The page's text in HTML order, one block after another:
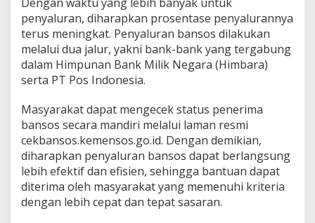
Dengan waktu yang lebih banyak untuk
penyaluran, diharapkan prosentase penyalurannya
terus meningkat. Penyaluran bansos dilakukan
melalui dua jalur, yakni bank-bank yang tergabung
dalam Himpunan Bank Milik Negara (Himbara)
serta PT Pos Indonesia.
Masyarakat dapat mengecek status penerima
bansos secara mandiri melalui laman resmi
cekbansos.kemensos.go.id. Dengan demikian,
diharapkan penyaluran bansos dapat berlangsung
lebih efektif dan efisien, sehingga bantuan dapat
diterima oleh masyarakat yang memenuhi kriteria
dengan lebih cepat dan tepat sasaran.